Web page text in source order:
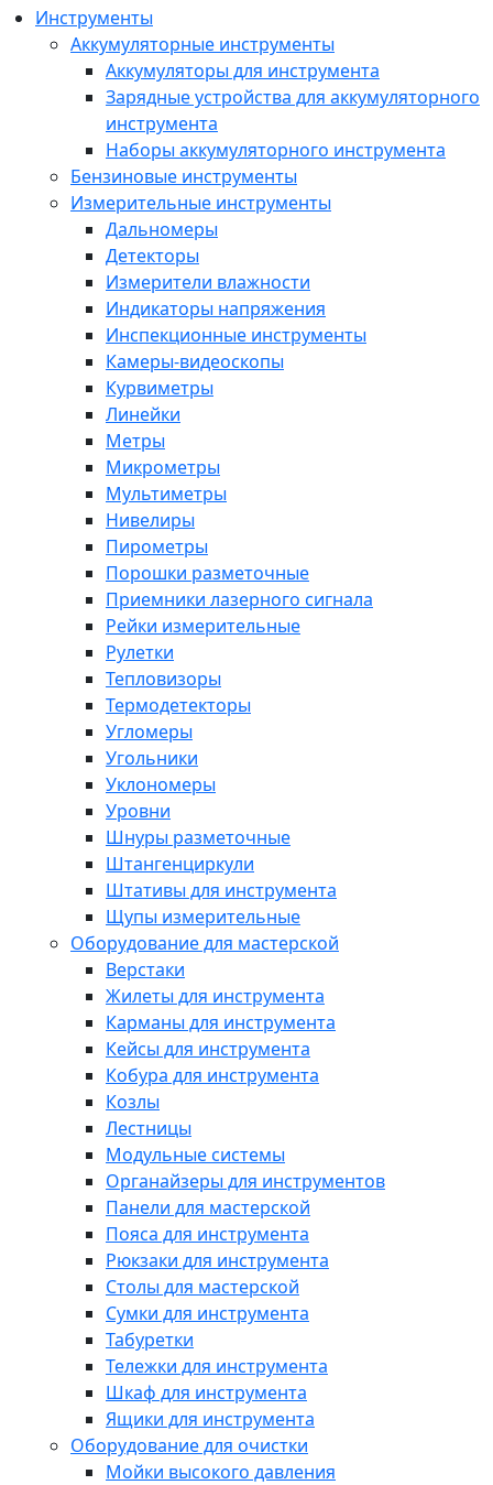
Инструменты
Аккумуляторные инструменты
Аккумуляторы для инструмента
Зарядные устройства для аккумуляторного
инструмента
Наборы аккумуляторного инструмента
Бензиновые инструменты
Измерительные инструменты
Дальномеры
Детекторы
Измерители влажности
Индикаторы напряжения
Инспекционные инструменты
Камеры-видеоскопы
Курвиметры
Линейки
Метры
Микрометры
Мультиметры
Нивелиры
Пирометры
Порошки разметочные
Приемники лазерного сигнала
Рейки измерительные
Рулетки
Тепловизоры
Термодетекторы
Угломеры
Угольники
Уклономеры
Уровни
Шнуры разметочные
Штангенциркули
Штативы для инструмента
Щупы измерительные
Оборудование для мастерской
Верстаки
Жилеты для инструмента
Карманы для инструмента
Кейсы для инструмента
Кобура для инструмента
Козлы
Лестницы
Модульные системы
Органайзеры для инструментов
Панели для мастерской
Пояса для инструмента
Рюкзаки для инструмента
Столы для мастерской
Сумки для инструмента
Табуретки
Тележки для инструмента
Шкаф для инструмента
Ящики для инструмента
Оборудование для очистки
Мойки высокого давления